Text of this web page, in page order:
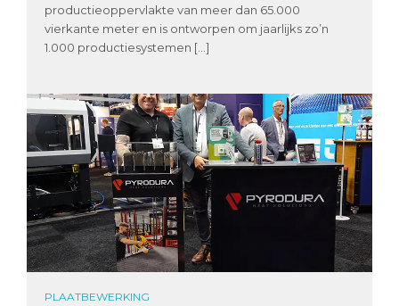
productieoppervlakte van meer dan 65.000
vierkante meter en is ontworpen om jaarlijks zo’n
1.000 productiesystemen […]
PLAATBEWERKING